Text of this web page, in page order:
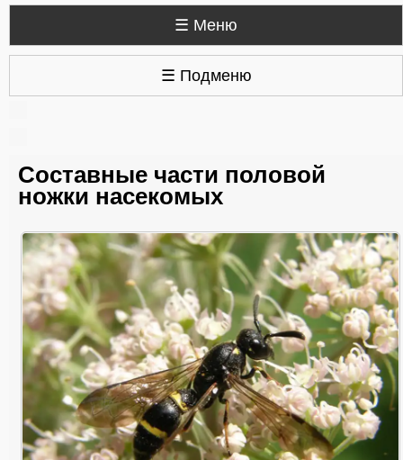
☰ Меню
☰ Подменю
Составные части половой
ножки насекомых